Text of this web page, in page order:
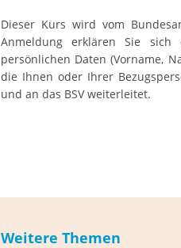
Dieser Kurs wird vom
Anmeldung erklären Sie sich
persönlichen Daten (Vorname,
die Ihnen oder Ihrer
und an das BSV weiterleitet.
Weitere Themen